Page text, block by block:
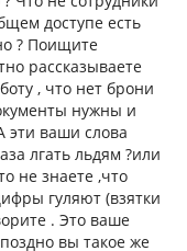
доступе есть
? Поищите
рассказываете
, что нет брони
нужны и
эти ваши слова
лгать льдям ?или
не знаете ,что
гуляют (взятки
. Это ваше
вы такое же